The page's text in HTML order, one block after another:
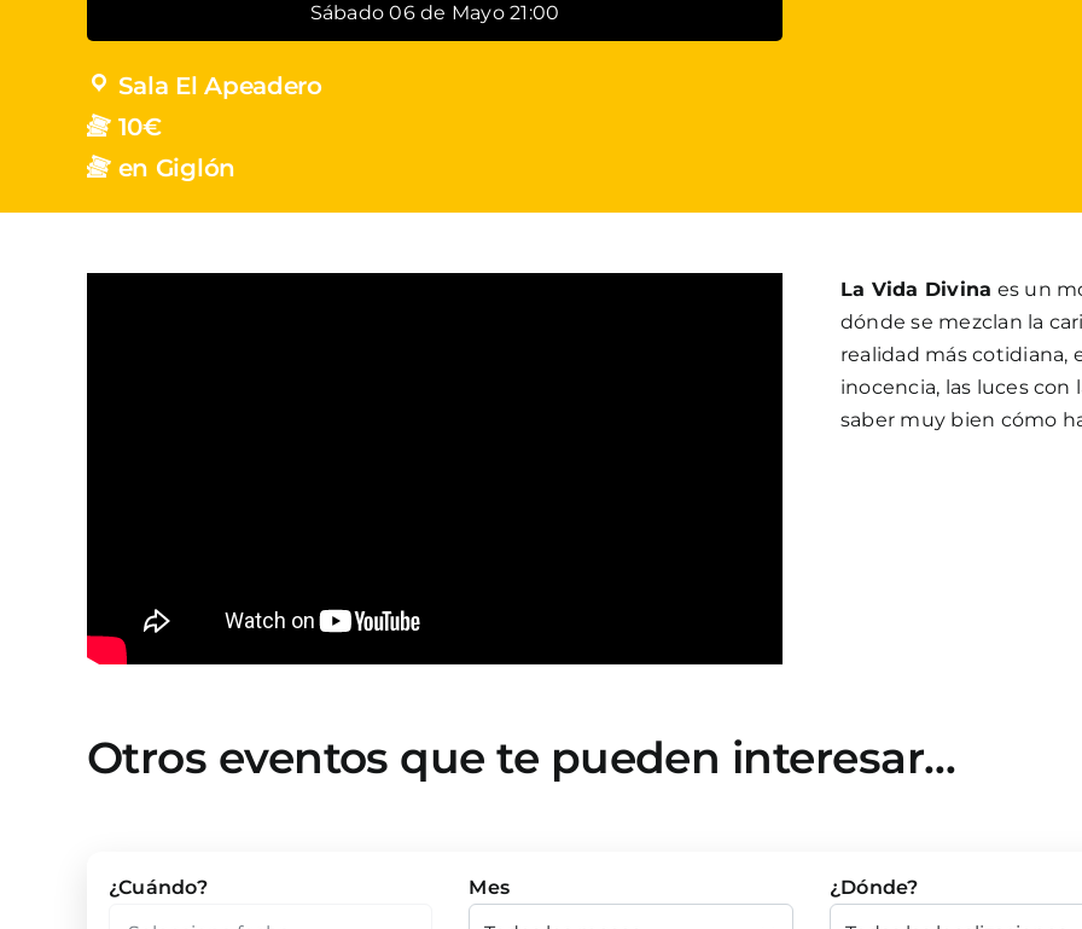
Sábado 06 de Mayo 21:00
Sala El Apeadero
10€
en Giglón
La Vida Divina es un
dónde se mezclan la
realidad más cotidiana,
inocencia, las luces
saber muy bien cómo
Otros eventos que te pueden interesar…
¿Cuándo? Mes ¿Dónde?